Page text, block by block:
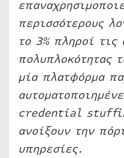
περισσότερους
το 3% πληροί τις
πολυπλοκότητας
μία πλατφόρμα
credential
ανοίξουν την
υπηρεσίες.